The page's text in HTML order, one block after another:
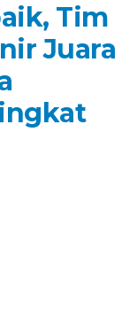
Tim
Juara